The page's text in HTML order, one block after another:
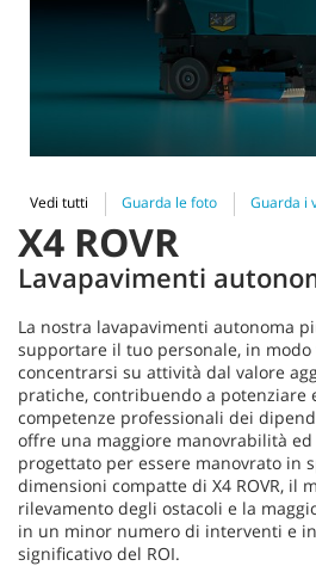
Vedi tutti Guarda le foto Guarda i
X4 ROVR
Lavapavimenti
La nostra lavapavimenti autonoma
supportare il tuo personale, in modo
concentrarsi su attività dal valore
pratiche, contribuendo a potenziare
competenze professionali dei
offre una maggiore manovrabilità
progettato per essere manovrato in
dimensioni compatte di X4 ROVR, il
rilevamento degli ostacoli e la
in un minor numero di interventi e
significativo del ROI.